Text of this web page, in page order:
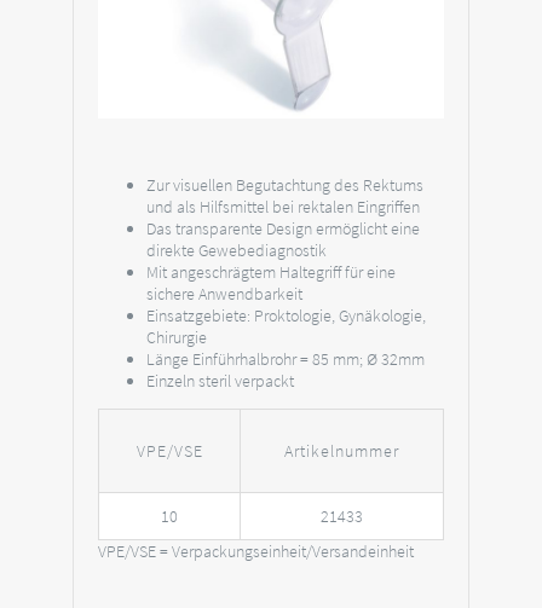
Zur visuellen Begutachtung des Rektums
und als Hilfsmittel bei rektalen Eingriffen
Das transparente Design ermöglicht eine
direkte Gewebediagnostik
Mit angeschrägtem Haltegriff für eine
sichere Anwendbarkeit
Einsatzgebiete: Proktologie, Gynäkologie,
Chirurgie
Länge Einführhalbrohr = 85 mm; Ø 32mm
Einzeln steril verpackt
VPE/VSE Artikelnummer
10
21433
VPE/VSE = Verpackungseinheit/Versandeinheit